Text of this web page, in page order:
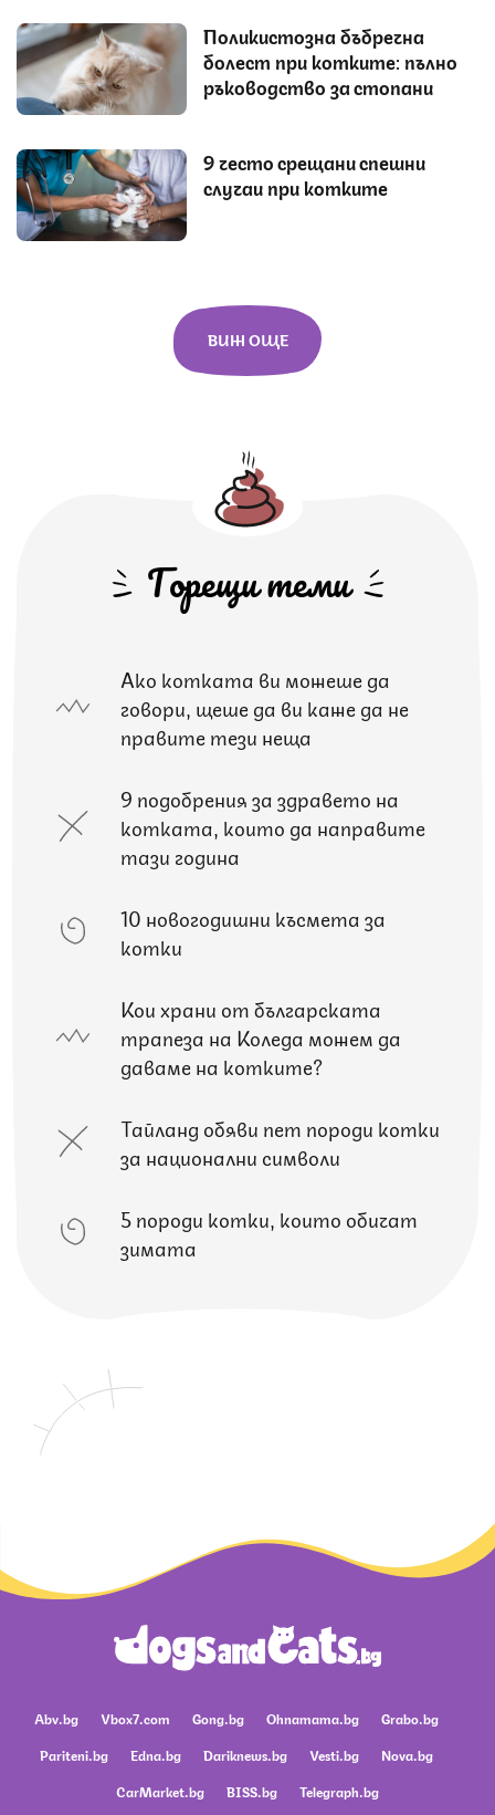
Поликистозна бъбречна
болест при котките: пълно
ръководство за стопани
9 често срещани спешни
случаи при котките
ВИЖ ОЩЕ
Горещи теми
Ако котката ви можеше да
говори, щеше да ви каже да не
правите тези неща
9 подобрения за здравето на
котката, които да направите
тази година
10 новогодишни късмета за
котки
Кои храни от българската
трапеза на Коледа можем да
даваме на котките?
Тайланд обяви пет породи котки
за национални символи
5 породи котки, които обичат
зимата
Abv.bg Vbox7.com Gong.bg Ohnamama.bg
Grabo.bg
Pariteni.bg
Edna.bg Dariknews.bg Vesti.bg
Nova.bg
CarMarket.bg
BISS.bg Telegraph.bg